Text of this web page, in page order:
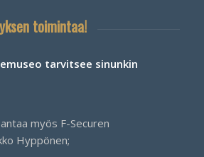
toimintaa!
tarvitsee sinunkin
myös F-Securen
Hyppönen;